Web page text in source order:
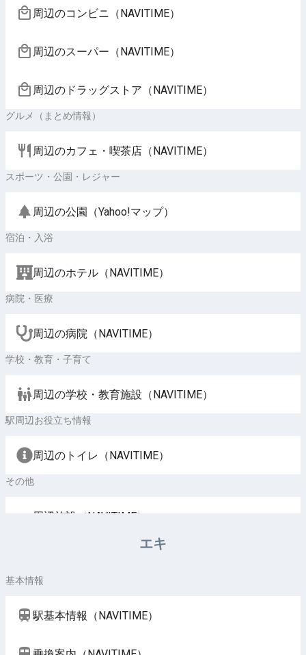
周辺のコンビニ（NAVITIME）
周辺のスーパー（NAVITIME）
周辺のドラッグストア（NAVITIME）
グルメ（まとめ情報）
周辺のカフェ・喫茶店（NAVITIME）
スポーツ・公園・レジャー
周辺の公園（Yahoo!マップ）
宿泊・入浴
周辺のホテル（NAVITIME）
病院・医療
周辺の病院（NAVITIME）
学校・教育・子育て
周辺の学校・教育施設（NAVITIME）
駅周辺お役立ち情報
周辺のトイレ（NAVITIME）
その他
周辺施設（NAVITIME）
エキ
基本情報
駅基本情報（NAVITIME）